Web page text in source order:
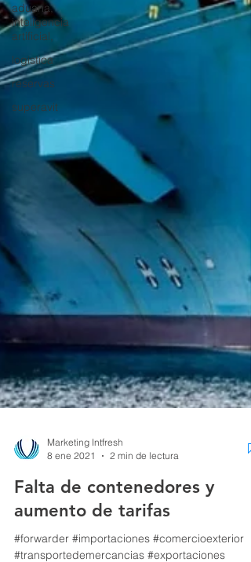
aduana,
inteligencia
artificial,
logistica
reservas
superavit
8 ene 2021
2 min de lectura
Falta de contenedores y
aumento de tarifas